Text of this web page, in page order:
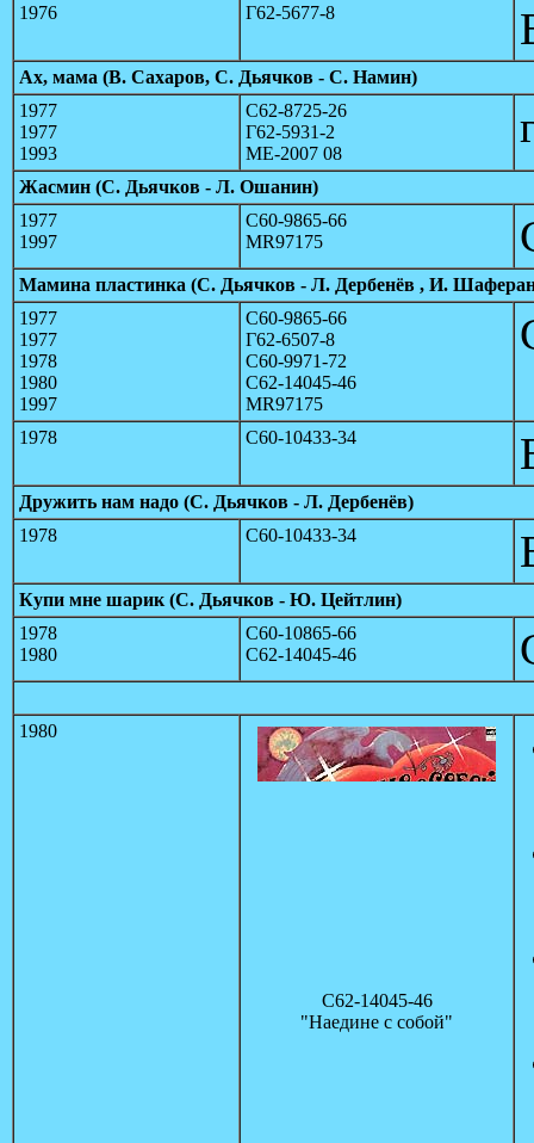
1976 Г62-5677-8
Ах, мама (В. Сахаров, С. Дьячков - С. Намин)
1977
1977
1993
С62-8725-26
Г62-5931-2
МЕ-2007 08
Жасмин (С. Дьячков - Л. Ошанин)
1977
1997
С60-9865-66
MR97175
Мамина пластинка (С. Дьячков - Л. Дербенёв , И.
1977
1977
1978
1980
1997
С60-9865-66
Г62-6507-8
С60-9971-72
С62-14045-46
MR97175
1978 С60-10433-34
Дружить нам надо (С. Дьячков - Л. Дербенёв)
1978
С60-10433-34
Купи мне шарик (С. Дьячков - Ю. Цейтлин)
1978
1980
С60-10865-66
С62-14045-46
1980
С62-14045-46
"Наедине с собой"